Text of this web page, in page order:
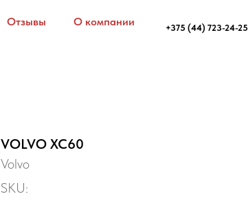
Отзывы
О компании
+375 (44) 723-24-25
VOLVO XC60
Volvo
SKU: